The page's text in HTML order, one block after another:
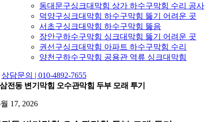
동대문구싱크대막힘 상가 하수구막힘 수리 공사
덕양구싱크대막힘 하수구막힘 뚫기 어려운 곳
서초구싱크대막힘 하수구막힘 뚫음
장안구하수구막힘 싱크대막힘 뚫기 어려운 곳
권선구싱크대막힘 아파트 하수구막힘 수리
양천구하수구막힘 공용관 역류 싱크대막힘
상담문의 | 010-4892-7655
삼전동 변기막힘 오수관막힘 두부 모래 투기
17, 2026